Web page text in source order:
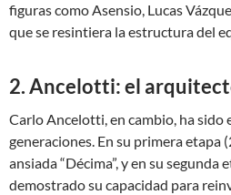
figuras como Asensio, Lucas
que se resintiera la estructura del
2. Ancelotti: el
Carlo Ancelotti, en cambio, ha sido
generaciones. En su primera etapa
ansiada “Décima”, y en su segunda
demostrado su capacidad para